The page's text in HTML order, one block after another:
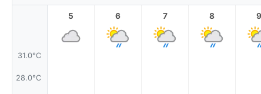
31.0°C
28.0°C
5 6 7 8 9